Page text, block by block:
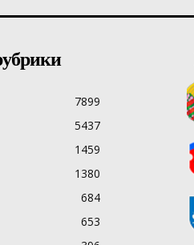
7899
5437
1459
1380
684
653